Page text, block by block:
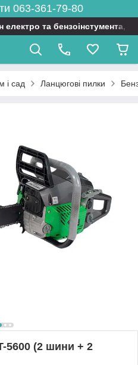
063-361-79-80
електро та бензоінстумента,
і сад Ланцюгові пилки
5600 (2 шини + 2